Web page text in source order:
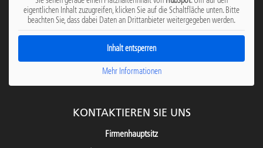
eigentlichen Inhalt zuzugreifen, klicken Sie auf die Schaltfläche unten. Bitte
beachten Sie, dass dabei Daten an Drittanbieter weitergegeben werden.
Inhalt entsperren
Mehr Informationen
KONTAKTIEREN SIE UNS
Firmenhauptsitz